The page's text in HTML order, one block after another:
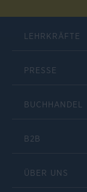
LEHRKRÄFTE
PRESSE
BUCHHANDEL
B2B
ÜBER UNS